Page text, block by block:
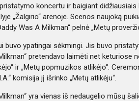
pristatymo koncertu ir baigiant
„Žalgirio“ arenoje. Scenos naujoką
Was A Milkman“ pelnė „Metų
buvo ypatingai sėkmingi. Jis buvo
pretendavo laimėti net keturiose
ir „Metų popmuzikos atlikėjo“.
komisija jį išrinko „Metų atlikėju“.
yra vienas iš nedaugelio mūsų